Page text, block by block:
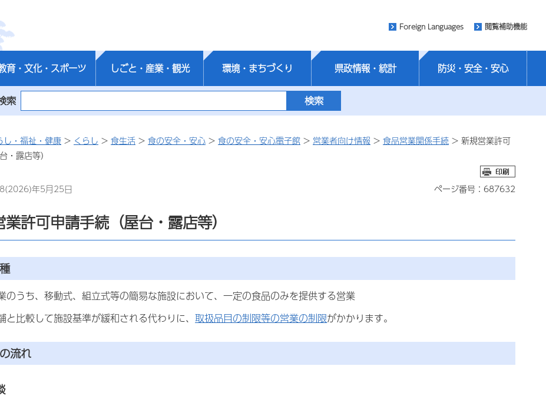
Foreign Languages 閲覧補助機能
育・文化・スポーツ しごと・産業・観光 環境・まちづくり 県政情報・統計 防災・安全・安心
索
し・福祉・健康 > くらし > 食生活 > 食の安全・安心 > 食の安全・安心電子館 > 営業者向け情報 > 食品営業関係手続 > 新規営業許可
・露店等）
年5月25日 ページ番号：687632
許可申請手続（屋台・露店等）
のうち、移動式、組立式等の簡易な施設において、一定の食品のみを提供する営業
と比較して施設基準が緩和される代わりに、取扱品目の制限等の営業の制限がかかります。
流れ